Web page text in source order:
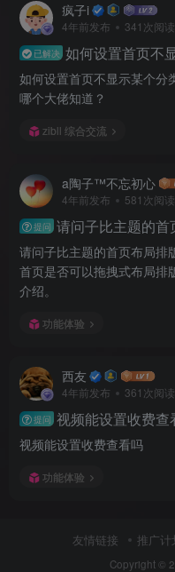
疯子i
4年前发布 341次阅读
已解决 如何设置首页不
如何设置首页不显示某个分
哪个大佬知道？
zibll 综合交流
a陶子™不忘初心
4年前发布 581次阅读
提问 请问子比主题的首
请问子比主题的首页布局排
首页是否可以拖拽式布局排
介绍。
功能体验
西友
4年前发布 361次阅读
提问 视频能设置收费查
视频能设置收费查看吗
功能体验
友情链接 推广计
Copyright ©